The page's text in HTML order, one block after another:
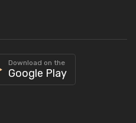
Download on the
Google Play